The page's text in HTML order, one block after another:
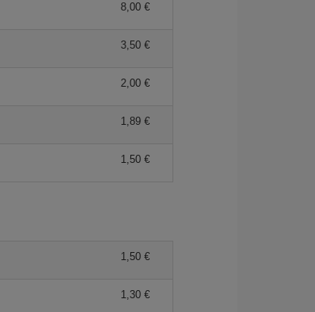
8,00 €
3,50 €
2,00 €
1,89 €
1,50 €
1,50 €
1,30 €